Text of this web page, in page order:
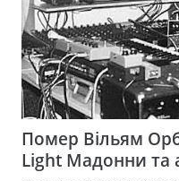
Помер Вільям
Light Мадонни та